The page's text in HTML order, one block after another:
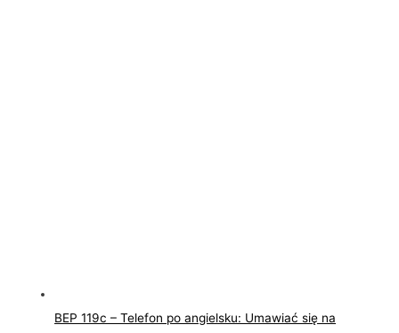
BEP 119c – Telefon po angielsku: Umawiać się na